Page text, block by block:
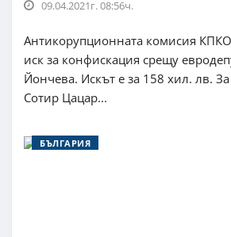
09.04.2021г. 08:56ч.
Антикорупционната комисия
иск за конфискация срещу
Йончева. Искът е за 158 хил. лв.
Сотир Цацар...
БЪЛГАРИЯ